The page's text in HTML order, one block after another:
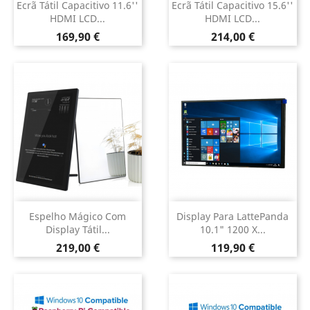
Ecrã Tátil Capacitivo 11.6''
HDMI LCD...
Preço
169,90 €
Ecrã Tátil Capacitivo 15.6''
HDMI LCD...
Preço
214,00 €
Espelho Mágico Com
Display Tátil...
Preço
219,00 €
Display Para LattePanda
10.1" 1200 X...
Preço
119,90 €